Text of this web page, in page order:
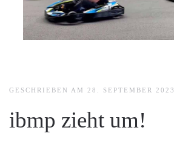
GESCHRIEBEN AM 28. SEPTEMBER 2023
ibmp zieht um!